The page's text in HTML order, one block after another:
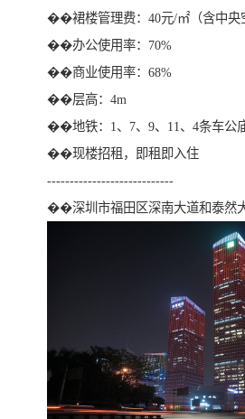
��裙楼管理费：40元/㎡（含中央
��办公使用率：70%
��商业使用率：68%
��层高：4m
��地铁：1、7、9、11、4条车公
��现楼招租，即租即入住
----------------------------
��深圳市福田区深南大道和泰然